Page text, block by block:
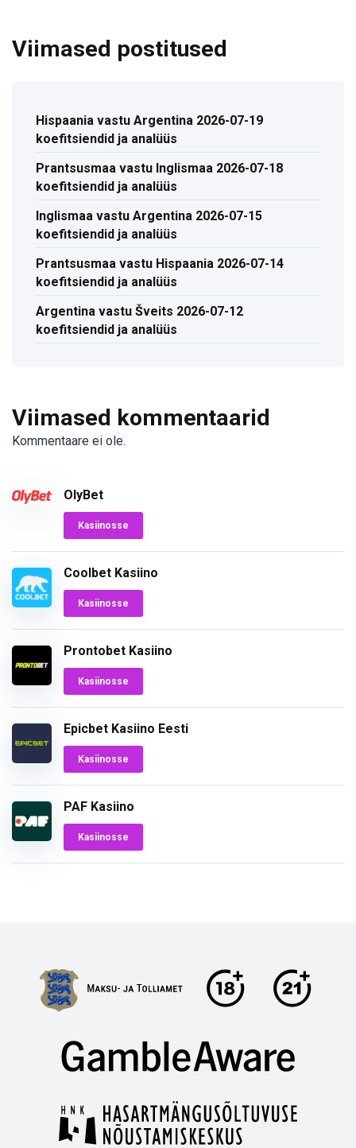
Viimased postitused
Hispaania vastu Argentina 2026-07-19
koefitsiendid ja analüüs
Prantsusmaa vastu Inglismaa 2026-07-18
koefitsiendid ja analüüs
Inglismaa vastu Argentina 2026-07-15
koefitsiendid ja analüüs
Prantsusmaa vastu Hispaania 2026-07-14
koefitsiendid ja analüüs
Argentina vastu Šveits 2026-07-12
koefitsiendid ja analüüs
Viimased kommentaarid
Kommentaare ei ole.
OlyBet
Kasiinosse
Coolbet Kasiino
Kasiinosse
Prontobet Kasiino
Kasiinosse
Epicbet Kasiino Eesti
Kasiinosse
PAF Kasiino
Kasiinosse